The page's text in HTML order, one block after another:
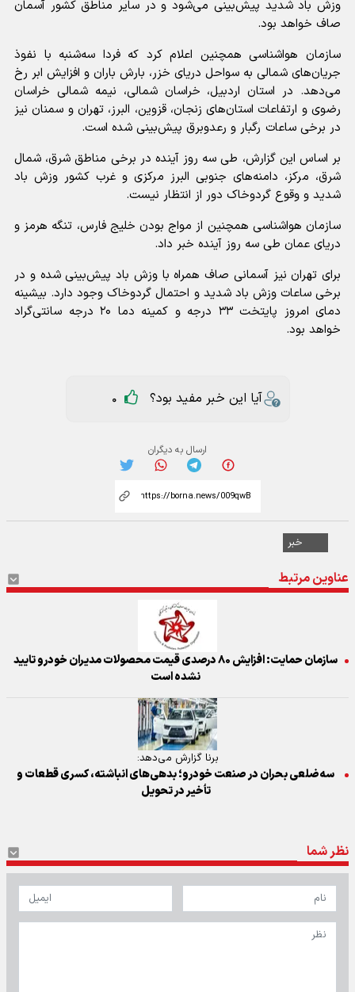
وزش باد شدید پیش‌بینی می‌شود و در سایر مناطق کشور آسمان
صاف خواهد بود.
سازمان هواشناسی همچنین اعلام کرد که فردا سه‌شنبه با نفوذ
جریان‌های شمالی به سواحل دریای خزر، بارش باران و افزایش ابر رخ
می‌دهد. در استان اردبیل، خراسان شمالی، نیمه شمالی خراسان
رضوی و ارتفاعات استان‌های زنجان، قزوین، البرز، تهران و سمنان نیز
در برخی ساعات رگبار و رعدوبرق پیش‌بینی شده است.
بر اساس این گزارش، طی سه روز آینده در برخی مناطق شرق، شمال
شرق، مرکز، دامنه‌های جنوبی البرز مرکزی و غرب کشور وزش باد
شدید و وقوع گردوخاک دور از انتظار نیست.
سازمان هواشناسی همچنین از مواج بودن خلیج فارس، تنگه هرمز و
دریای عمان طی سه روز آینده خبر داد.
برای تهران نیز آسمانی صاف همراه با وزش باد پیش‌بینی شده و در
برخی ساعات وزش باد شدید و احتمال گردوخاک وجود دارد. بیشینه
دمای امروز پایتخت ۳۳ درجه و کمینه دما ۲۰ درجه سانتی‌گراد
خواهد بود.
آیا این خبر مفید بود؟ 0
ارسال به دیگران
خبر
عناوین مرتبط
سازمان حمایت: افزایش ۸۰ درصدی قیمت محصولات مدیران خودرو تایید
نشده است
برنا گزارش می‌دهد:
سه‌ضلعی بحران در صنعت خودرو؛ بدهی‌های انباشته، کسری قطعات و
تأخیر در تحویل
نظر شما